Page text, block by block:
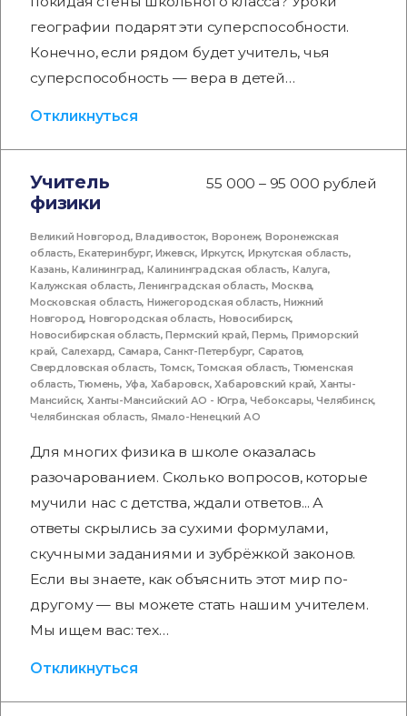
географии подарят эти суперспособности.
Конечно, если рядом будет учитель, чья
суперспособность — вера в детей…
Откликнуться
Учитель
физики
55 000 – 95 000 рублей
Великий Новгород,Владивосток, Воронеж,Воронежская
область,Екатеринбург,Ижевск, Иркутск,Иркутская область,
Казань,Калининград, Калининградская область, Калуга,
Калужская область,Ленинградская область, Москва,
Московская область,Нижегородская область,Нижний
Новгород,Новгородская область, Новосибирск,
Новосибирская область,Пермский край,Пермь,Приморский
край, Салехард, Самара,Санкт-Петербург, Саратов,
Свердловская область, Томск,Томская область, Тюменская
область,Тюмень, Уфа, Хабаровск,Хабаровский край, Ханты-
Мансийск,Ханты-Мансийский АО - Югра,Чебоксары,Челябинск,
Челябинская область, Ямало-Ненецкий АО
Для многих физика в школе оказалась
разочарованием. Сколько вопросов, которые
мучили нас с детства, ждали ответов... А
ответы скрылись за сухими формулами,
скучными заданиями и зубрёжкой законов.
Если вы знаете, как объяснить этот мир по-
другому — вы можете стать нашим учителем.
Мы ищем вас: тех…
Откликнуться